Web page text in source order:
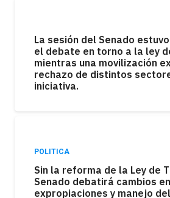
La sesión del Senado
el debate en torno a la ley
mientras una movilización
rechazo de distintos
iniciativa.
POLITICA
Sin la reforma de la Ley de
Senado debatirá cambios
expropiaciones y manejo